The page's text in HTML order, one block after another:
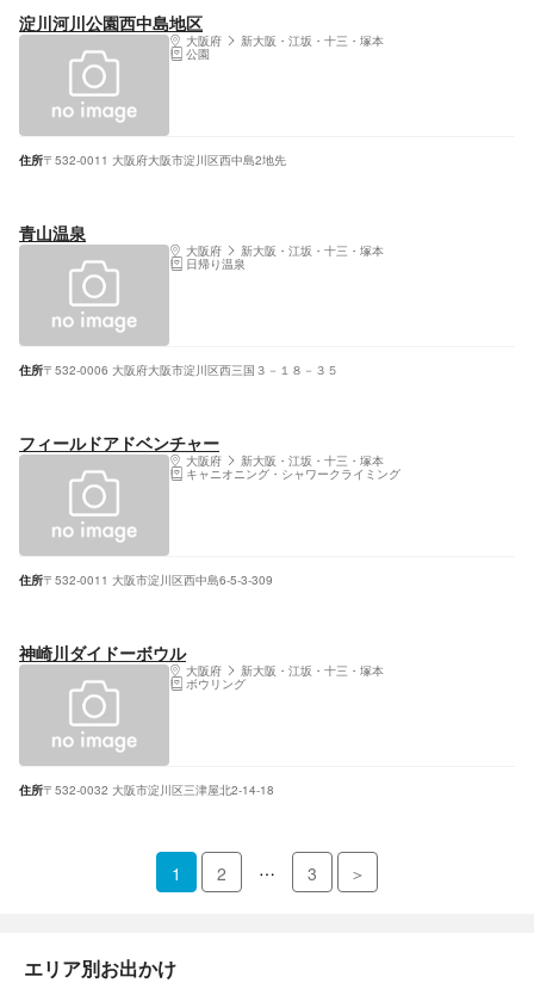
淀川河川公園西中島地区
大阪府 新大阪・江坂・十三・塚本
公園
住所〒532-0011 大阪府大阪市淀川区西中島2地先
青山温泉
大阪府 新大阪・江坂・十三・塚本
日帰り温泉
住所〒532-0006 大阪府大阪市淀川区西三国３－１８－３５
フィールドアドベンチャー
大阪府 新大阪・江坂・十三・塚本
キャニオニング・シャワークライミング
住所〒532-0011 大阪市淀川区西中島6-5-3-309
神崎川ダイドーボウル
大阪府 新大阪・江坂・十三・塚本
ボウリング
住所〒532-0032 大阪市淀川区三津屋北2-14-18
1 2 … 3 ＞
エリア別お出かけ